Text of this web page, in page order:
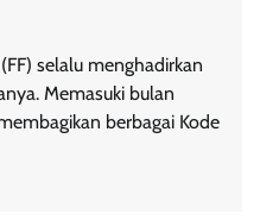
selalu menghadirkan
Memasuki bulan
berbagai Kode